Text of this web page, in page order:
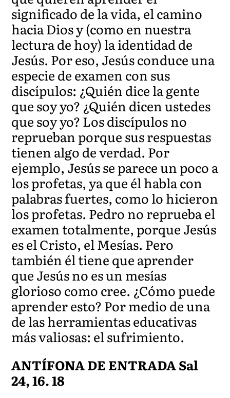
significado de la vida, el camino
hacia Dios y (como en nuestra
lectura de hoy) la identidad de
Jesús. Por eso, Jesús conduce una
especie de examen con sus
discípulos: ¿Quién dice la gente
que soy yo? ¿Quién dicen ustedes
que soy yo? Los discípulos no
reprueban porque sus respuestas
tienen algo de verdad. Por
ejemplo, Jesús se parece un poco a
los profetas, ya que él habla con
palabras fuertes, como lo hicieron
los profetas. Pedro no reprueba el
examen totalmente, porque Jesús
es el Cristo, el Mesías. Pero
también él tiene que aprender
que Jesús no es un mesías
glorioso como cree. ¿Cómo puede
aprender esto? Por medio de una
de las herramientas educativas
más valiosas: el sufrimiento.
ANTÍFONA DE ENTRADA Sal
24, 16. 18